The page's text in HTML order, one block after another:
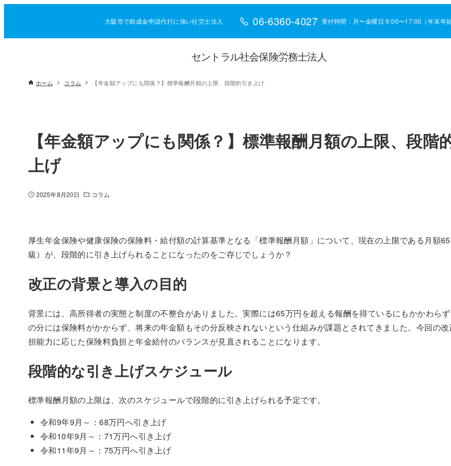
大阪市で助成金申請代行に強い社労士法人 06-6360-4027 受付時間：月〜金曜日 9:00〜17:00（年末年
セントラル社会保険労務士法人
ホーム コラム 【年金額アップにも関係？】標準報酬月額の上限、段階的引き上げ
【年金額アップにも関係？】標準報酬月額の上限、段階
上げ
2025年8月20日 コラム
厚生年金保険や健康保険の保険料・給付額の計算基準となる「標準報酬月額」について、現在の上限である月額
級）が、段階的に引き上げられることになったのをご存じでしょうか？
改正の背景と導入の目的
背景には、高所得者の実態と制度の不整合がありました。実際には65万円を超える報酬を得ているにもかかわら
の分には保険料がかからず、将来の年金額もその分反映されないという仕組みが課題とされてきました。今回の改
担能力に応じた保険料負担と年金給付のバランスが見直されることになります。
段階的な引き上げスケジュール
標準報酬月額の上限は、次のスケジュールで段階的に引き上げられる予定です。
令和9年9月～：68万円へ引き上げ
令和10年9月～：71万円へ引き上げ
令和11年9月～：75万円へ引き上げ